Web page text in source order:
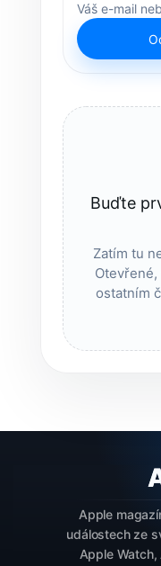
Váš e-mail
Buďte
Zatím tu
ostatním
Apple
událostech ze
Apple